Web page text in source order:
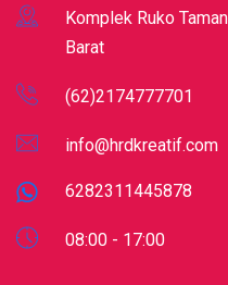
Komplek Ruko
Barat
(62)2174777701
info@hrdkreatif.com
6282311445878
08:00 - 17:00